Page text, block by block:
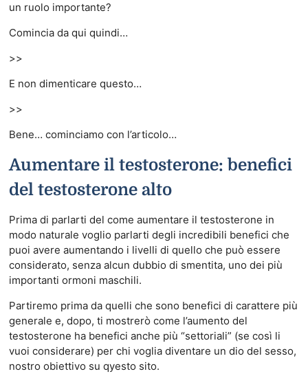
un ruolo importante?
Comincia da qui quindi…
>>
E non dimenticare questo…
>>
Bene… cominciamo con l’articolo…
Aumentare il testosterone: benefici
del testosterone alto
Prima di parlarti del come aumentare il testosterone in
modo naturale voglio parlarti degli incredibili benefici che
puoi avere aumentando i livelli di quello che può essere
considerato, senza alcun dubbio di smentita, uno dei più
importanti ormoni maschili.
Partiremo prima da quelli che sono benefici di carattere più
generale e, dopo, ti mostrerò come l’aumento del
testosterone ha benefici anche più “settoriali” (se così li
vuoi considerare) per chi voglia diventare un dio del sesso,
nostro obiettivo su qyesto sito.